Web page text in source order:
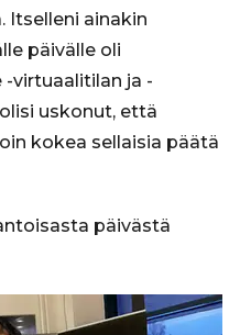
Itselleni ainakin
päivälle oli
-virtuaalitilan ja -
uskonut, että
kokea sellaisia päätä
päivästä